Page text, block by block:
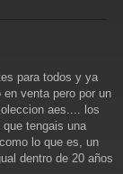
para todos y ya
venta pero por un
aes.... los
tengais una
lo que es, un
dentro de 20 años